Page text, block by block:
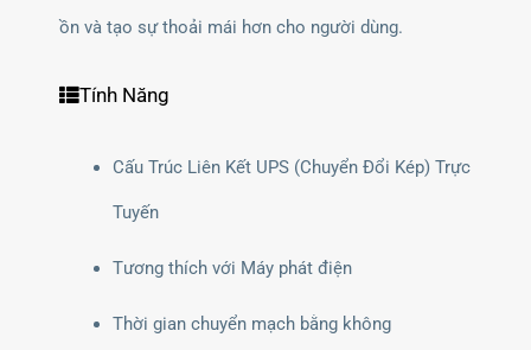
ồn và tạo sự thoải mái hơn cho người dùng.
Tính Năng
Cấu Trúc Liên Kết UPS (Chuyển Đổi Kép) Trực
Tuyến
Tương thích với Máy phát điện
Thời gian chuyển mạch bằng không